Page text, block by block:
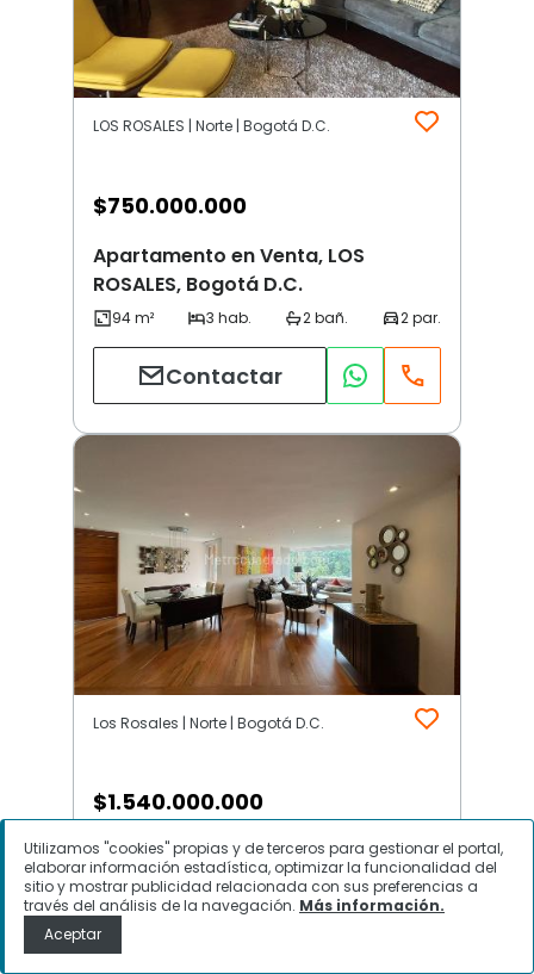
LOS ROSALES | Norte | Bogotá D.C.
$750.000.000
Apartamento en Venta, LOS
ROSALES, Bogotá D.C.
Contactar
Los Rosales | Norte | Bogotá D.C.
$1.540.000.000
Apartamento en Venta, Los
Rosales, Bogotá D.C.
Utilizamos "cookies" propias y de terceros para gestionar el portal,
elaborar información estadística, optimizar la funcionalidad del
sitio y mostrar publicidad relacionada con sus preferencias a
través del análisis de la navegación. Más información.
Aceptar